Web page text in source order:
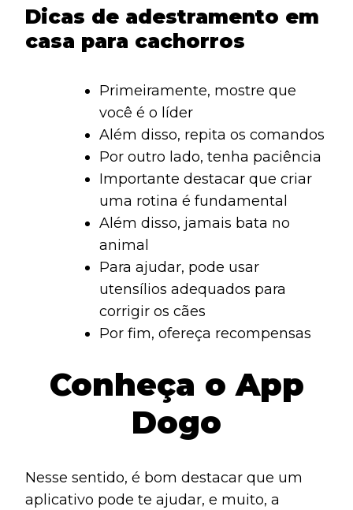
Dicas de adestramento em
casa para cachorros
Primeiramente, mostre que
você é o líder
Além disso, repita os comandos
Por outro lado, tenha paciência
Importante destacar que criar
uma rotina é fundamental
Além disso, jamais bata no
animal
Para ajudar, pode usar
utensílios adequados para
corrigir os cães
Por fim, ofereça recompensas
Conheça o App
Dogo
Nesse sentido, é bom destacar que um
aplicativo pode te ajudar, e muito, a